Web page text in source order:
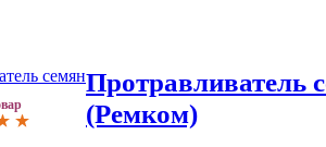
Протравливатель
(Ремком)